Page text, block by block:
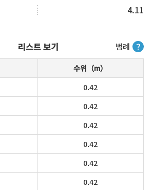
4.11
범례 ？
리스트 보기
수위（m）
0.42
0.42
0.42
0.42
0.42
0.42